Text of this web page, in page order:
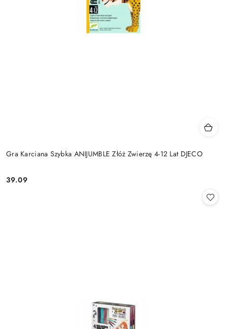
Gra Karciana Szybka ANIJUMBLE Złóż Zwierzę 4-12 Lat DJECO
Cena:
39.09